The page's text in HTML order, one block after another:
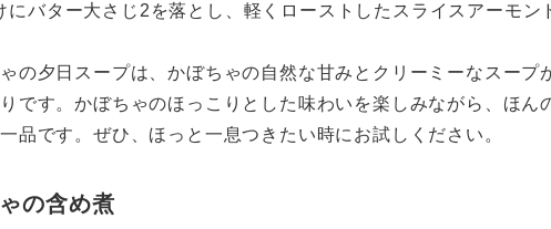
にバター大さじ2を落とし、軽くローストしたスライスアーモン
の夕日スープは、かぼちゃの自然な甘みとクリーミーなスープ
です。かぼちゃのほっこりとした味わいを楽しみながら、ほん
品です。ぜひ、ほっと一息つきたい時にお試しください。
の含め煮